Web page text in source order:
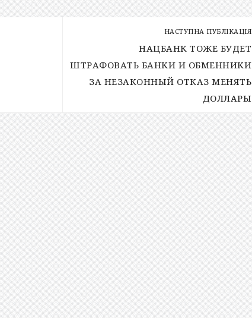
НАСТУПНА ПУБЛІКАЦІЯ
НАЦБАНК ТОЖЕ БУДЕТ
ШТРАФОВАТЬ БАНКИ И ОБМЕННИКИ
ЗА НЕЗАКОННЫЙ ОТКАЗ МЕНЯТЬ
ДОЛЛАРЫ